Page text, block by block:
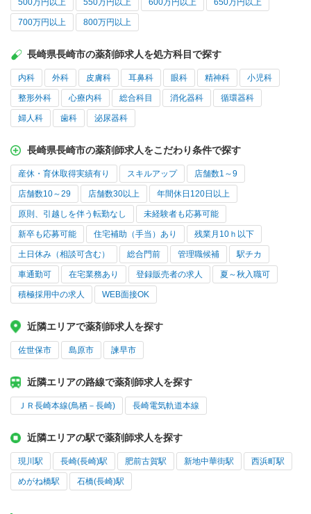
500万円以上 550万円以上 600万円以上 650万円以上
700万円以上 800万円以上
長崎県長崎市の薬剤師求人を処方科目で探す
内科 外科 皮膚科 耳鼻科 眼科 精神科 小児科
整形外科 心療内科 総合科目 消化器科 循環器科
婦人科 歯科 泌尿器科
長崎県長崎市の薬剤師求人をこだわり条件で探す
産休・育休取得実績有り スキルアップ 店舗数1～9
店舗数10～29 店舗数30以上 年間休日120日以上
原則、引越しを伴う転勤なし 未経験者も応募可能
新卒も応募可能 住宅補助（手当）あり 残業月10ｈ以下
土日休み（相談可含む） 総合門前 管理職候補 駅チカ
車通勤可 在宅業務あり 登録販売者の求人 夏～秋入職可
積極採用中の求人 WEB面接OK
近隣エリアで薬剤師求人を探す
佐世保市 島原市 諫早市
近隣エリアの路線で薬剤師求人を探す
ＪＲ長崎本線(鳥栖－長崎) 長崎電気軌道本線
近隣エリアの駅で薬剤師求人を探す
現川駅 長崎(長崎)駅 肥前古賀駅 新地中華街駅 西浜町駅
めがね橋駅 石橋(長崎)駅